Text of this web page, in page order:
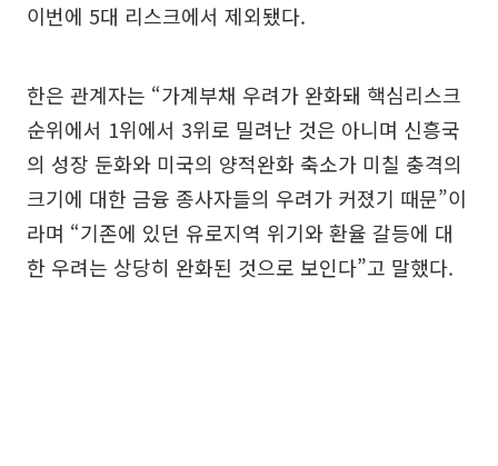
이번에 5대 리스크에서 제외됐다.
한은 관계자는 “가계부채 우려가 완화돼 핵심리스크
순위에서 1위에서 3위로 밀려난 것은 아니며 신흥국
의 성장 둔화와 미국의 양적완화 축소가 미칠 충격의
크기에 대한 금융 종사자들의 우려가 커졌기 때문”이
라며 “기존에 있던 유로지역 위기와 환율 갈등에 대
한 우려는 상당히 완화된 것으로 보인다”고 말했다.